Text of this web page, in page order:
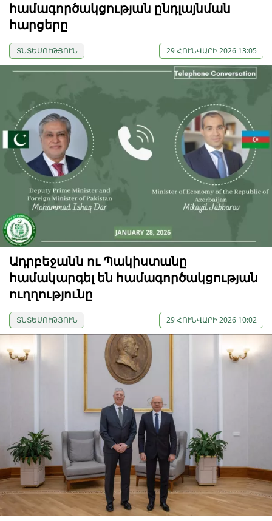
համագործակցության ընդլայնման
հարցերը
ՏՆՏԵՍՈՒԹՅՈՒՆ 29 ՀՈՒՆՎԱՐԻ 2026 13:05
Ադրբեջանն ու Պակիստանը
համակարգել են համագործակցության
ուղղությունը
ՏՆՏԵՍՈՒԹՅՈՒՆ 29 ՀՈՒՆՎԱՐԻ 2026 10:02